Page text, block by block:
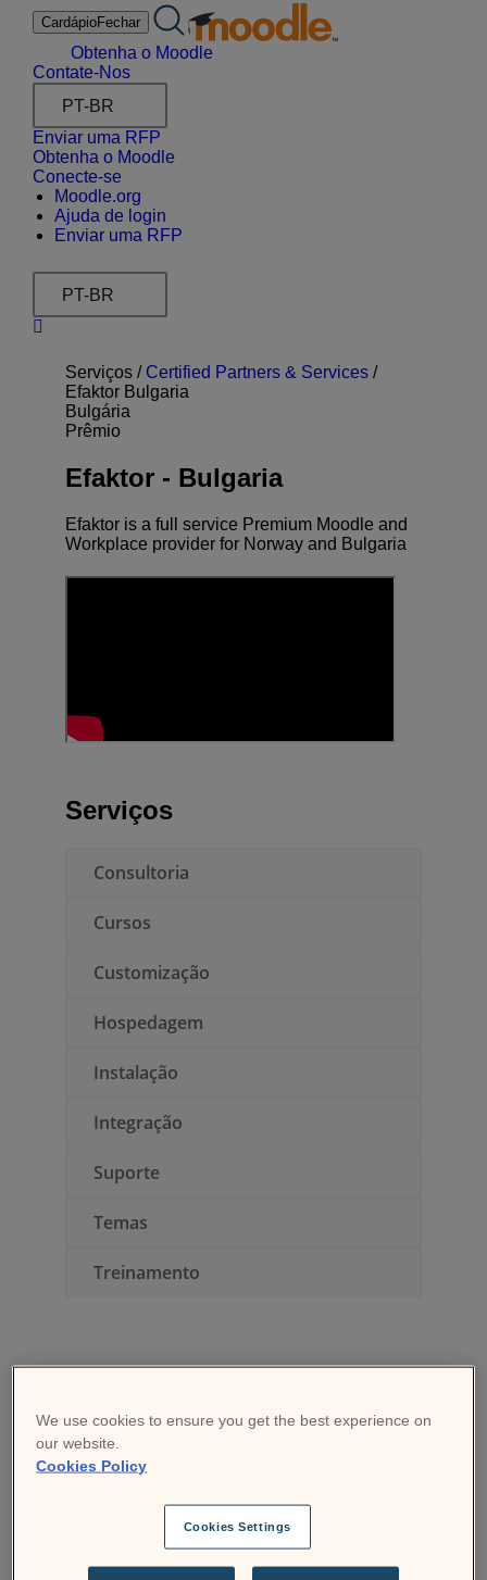
conteúdo
CardápioFechar
Obtenha o Moodle
Contate-Nos
PT-BR
Enviar uma RFP
Obtenha o Moodle
Conecte-se
Moodle.org
Ajuda de login
Enviar uma RFP
PT-BR
Serviços / Certified Partners & Services /
Efaktor Bulgaria
Bulgária
Prêmio
Efaktor - Bulgaria
Efaktor is a full service Premium Moodle and
Workplace provider for Norway and Bulgaria
Serviços
Consultoria
Cursos
Customização
Hospedagem
Instalação
Integração
Suporte
Temas
Treinamento
2609 Lillehammer
We use cookies to ensure you get the best experience on
our website.
Cookies Policy
Cookies Settings